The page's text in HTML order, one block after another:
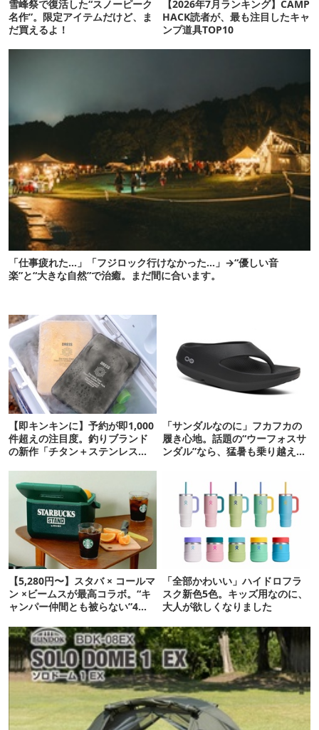
雪峰祭で復活した“スノーピーク
名作”。限定アイテムだけど、ま
だ買えるよ！
【2026年7月ランキング】CAMP
HACK読者が、最も注目したキャ
ンプ道具TOP10
「仕事疲れた…」「フジロック行けなかった…」→“優しい音
楽”と“大きな自然”で治癒。まだ間に合います。
【即キンキンに】予約が即1,000
件超えの注目度。釣りブランド
の新作「チタン＋ステンレスの
「サンダルなのに」フカフカの
履き心地。話題の“ウーフォスサ
ンダル”なら、猛暑も乗り越えら
【5,280円〜】スタバ × コールマ
ン ×ビームスが最高コラボ。“キ
ャンパー仲間とも被らない”4ア
「全部かわいい」ハイドロフラ
スク新色5色。キッズ用なのに、
大人が欲しくなりました